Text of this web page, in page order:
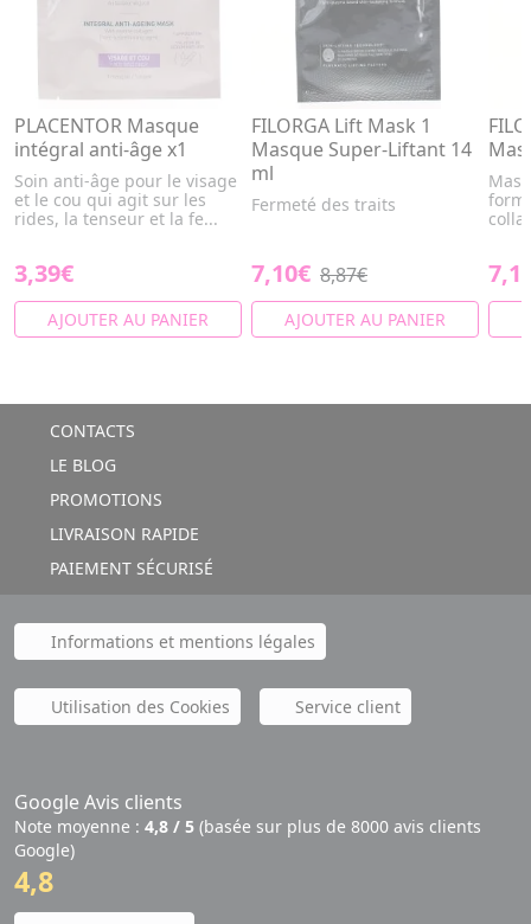
PLACENTOR Masque
intégral anti-âge x1
Soin anti-âge pour le visage
et le cou qui agit sur les
rides, la tenseur et la fe...
3,39€
AJOUTER AU PANIER
FILORGA Lift Mask 1
Masque Super-Liftant 14
ml
Fermeté des traits
7,10€ 8,87€
AJOUTER AU PANIER
CONTACTS
LE BLOG
PROMOTIONS
LIVRAISON RAPIDE
PAIEMENT SÉCURISÉ
Informations et mentions légales
Utilisation des Cookies Service client
Google Avis clients
Note moyenne : 4,8 / 5 (basée sur plus de 8000 avis clients
Google)
4,8